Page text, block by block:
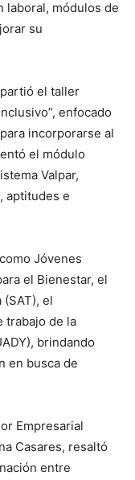
laboral, módulos de
su
el taller
enfocado
incorporarse al
el módulo
Valpar,
aptitudes e
Jóvenes
el Bienestar, el
el
trabajo de la
brindando
en busca de
Empresarial
Casares, resaltó
entre